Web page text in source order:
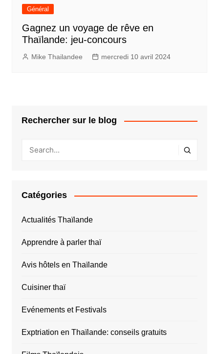
Général
Gagnez un voyage de rêve en
Thaïlande: jeu-concours
Mike Thailandee mercredi 10 avril 2024
Rechercher sur le blog
Catégories
Actualités Thaïlande
Apprendre à parler thaï
Avis hôtels en Thaïlande
Cuisiner thaï
Evénements et Festivals
Exptriation en Thaïlande: conseils gratuits